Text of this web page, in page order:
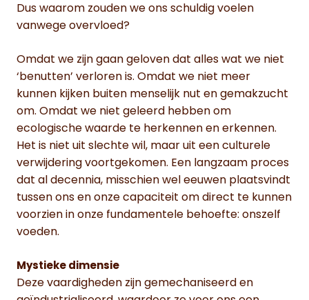
Dus waarom zouden we ons schuldig voelen
vanwege overvloed?
Omdat we zijn gaan geloven dat alles wat we niet
‘benutten’ verloren is. Omdat we niet meer
kunnen kijken buiten menselijk nut en gemakzucht
om. Omdat we niet geleerd hebben om
ecologische waarde te herkennen en erkennen.
Het is niet uit slechte wil, maar uit een culturele
verwijdering voortgekomen. Een langzaam proces
dat al decennia, misschien wel eeuwen plaatsvindt
tussen ons en onze capaciteit om direct te kunnen
voorzien in onze fundamentele behoefte: onszelf
voeden.
Mystieke dimensie
Deze vaardigheden zijn gemechaniseerd en